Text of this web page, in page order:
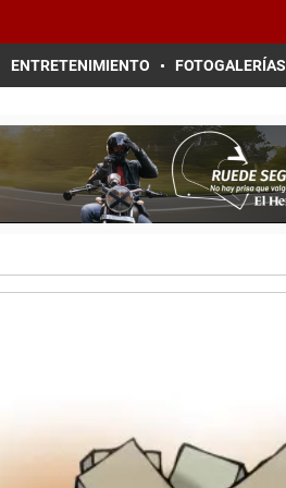
ENTRETENIMIENTO FOTOGALERÍAS